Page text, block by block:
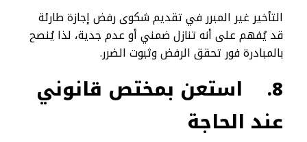
التأخير غير المبرر في تقديم شكوى رفض إجازة طارئة
قد يُفهم على أنه تنازل ضمني أو عدم جدية، لذا يُنصح
بالمبادرة فور تحقق الرفض وثبوت الضرر.
8.
استعن بمختص قانوني
عند الحاجة